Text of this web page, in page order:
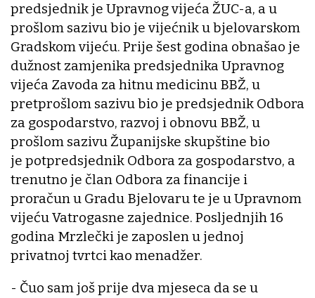
predsjednik je Upravnog vijeća ŽUC-a, a u
prošlom sazivu bio je vijećnik u bjelovarskom
Gradskom vijeću. Prije šest godina obnašao je
dužnost zamjenika predsjednika Upravnog
vijeća Zavoda za hitnu medicinu BBŽ, u
pretprošlom sazivu bio je predsjednik Odbora
za gospodarstvo, razvoj i obnovu BBŽ, u
prošlom sazivu Županijske skupštine bio
je potpredsjednik Odbora za gospodarstvo, a
trenutno je član Odbora za financije i
proračun u Gradu Bjelovaru te je u Upravnom
vijeću Vatrogasne zajednice. Posljednjih 16
godina Mrzlečki je zaposlen u jednoj
privatnoj tvrtci kao menadžer.
- Čuo sam još prije dva mjeseca da se u